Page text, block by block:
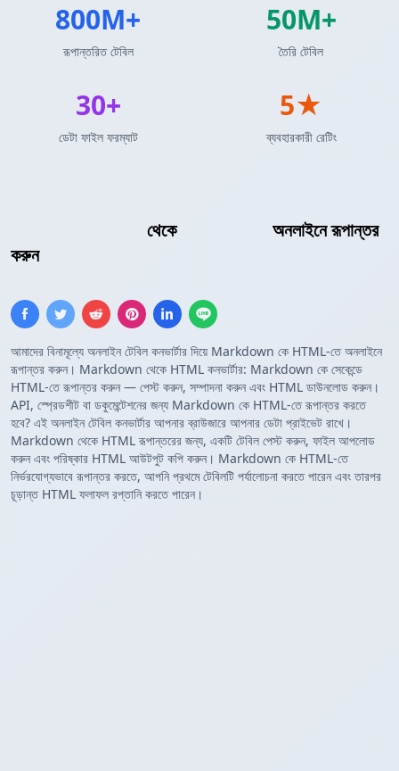
থেকে
অনলাইনে রূপান্তর
করুন
আমাদের বিনামূল্যে অনলাইন টেবিল কনভার্টার দিয়ে Markdown কে HTML-তে অনলাইনে
রূপান্তর করুন। Markdown থেকে HTML কনভার্টার: Markdown কে সেকেন্ডে
HTML-তে রূপান্তর করুন — পেস্ট করুন, সম্পাদনা করুন এবং HTML ডাউনলোড করুন।
API, স্প্রেডশীট বা ডকুমেন্টেশনের জন্য Markdown কে HTML-তে রূপান্তর করতে
হবে? এই অনলাইন টেবিল কনভার্টার আপনার ব্রাউজারে আপনার ডেটা প্রাইভেট রাখে।
Markdown থেকে HTML রূপান্তরের জন্য, একটি টেবিল পেস্ট করুন, ফাইল আপলোড
করুন এবং পরিষ্কার HTML আউটপুট কপি করুন। Markdown কে HTML-তে
নির্ভরযোগ্যভাবে রূপান্তর করতে, আপনি প্রথমে টেবিলটি পর্যালোচনা করতে পারেন এবং তারপর
চূড়ান্ত HTML ফলাফল রপ্তানি করতে পারেন।
800M+
রূপান্তরিত টেবিল
50M+
তৈরি টেবিল
30+
ডেটা ফাইল ফরম্যাট
5★
ব্যবহারকারী রেটিং